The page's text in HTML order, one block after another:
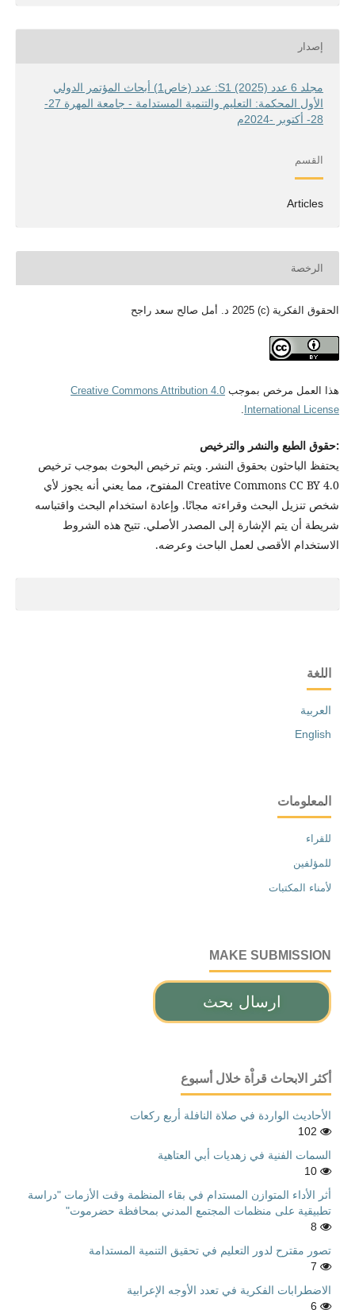
إصدار
مجلد 6 عدد S1 (2025): عدد (خاص1) أبحاث المؤتمر الدولي
الأول المحكمة: التعليم والتنمية المستدامة - جامعة المهرة 27-
28- أكتوبر -2024م
القسم
Articles
الرخصة
الحقوق الفكرية (c) 2025 د. أمل صالح سعد راجح
هذا العمل مرخص بموجب Creative Commons Attribution 4.0
International License
.
:حقوق الطبع والنشر والترخيص
يحتفظ الباحثون بحقوق النشر. ويتم ترخيص البحوث بموجب ترخيص
Creative Commons CC BY 4.0 المفتوح، مما يعني أنه يجوز لأي
شخص تنزيل البحث وقراءته مجانًا. وإعادة استخدام البحث واقتباسه
شريطة أن يتم الإشارة إلى المصدر الأصلي. تتيح هذه الشروط
الاستخدام الأقصى لعمل الباحث وعرضه.
اللغة
العربية
English
المعلومات
للقراء
للمؤلفين
لأمناء المكتبات
MAKE SUBMISSION
ارسال بحث
أكثر الابحاث قراْة خلال أسبوع
الأحاديث الواردة في صلاة النافلة أربع ركعات
السمات الفنية في زهديات أبي العتاهية
أثر الأداء المتوازن المستدام في بقاء المنظمة وقت الأزمات "دراسة
تطبيقية على منظمات المجتمع المدني بمحافظة حضرموت"
تصور مقترح لدور التعليم في تحقيق التنمية المستدامة
الاضطرابات الفكرية في تعدد الأوجه الإعرابية